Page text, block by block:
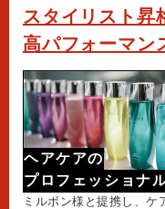
スタイリスト昇
高パフォーマン
ヘアケアの
プロフェッショナ
ミルボン様と提携し、ケ